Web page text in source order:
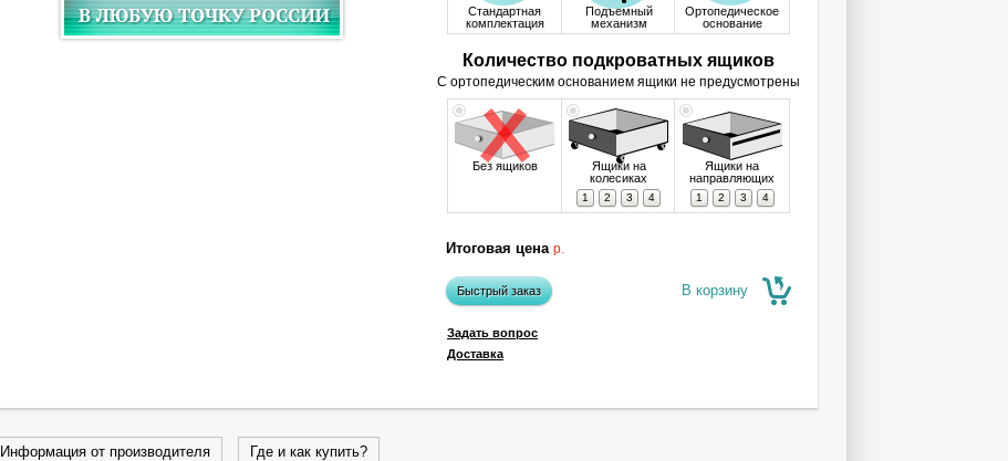
Стандартная
комплектация
Подъемный
механизм
Ортопедическое
основание
Количество подкроватных ящиков
С ортопедическим основанием ящики не предусмотрены
Без ящиков
Ящики на
колесиках
1 2 3 4
Ящики на
направляющих
1 2 3 4
Итоговая цена р.
Быстрый заказ В корзину
Задать вопрос
Доставка
Информация от производителя Где и как купить?